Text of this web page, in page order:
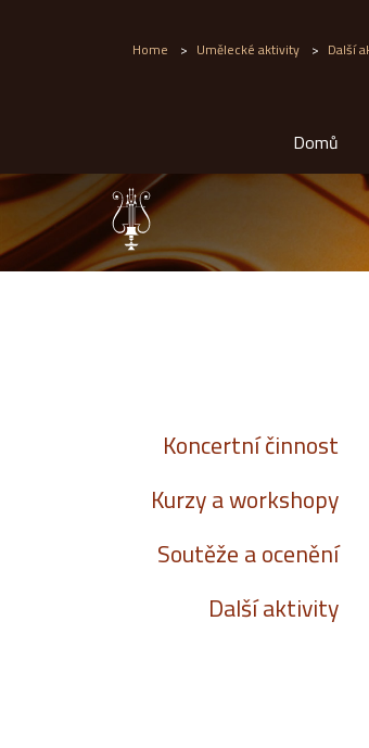
Home > Umělecké aktivity > Další
Domů
Koncertní činnost
Kurzy a workshopy
Soutěže a ocenění
Další aktivity